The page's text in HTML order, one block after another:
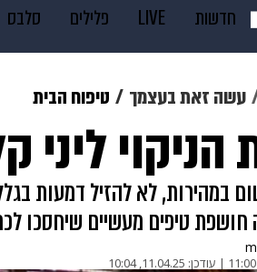
חדשות LIVE פלילים סלבס
מוזיקה תרבות צבא וביטחון
גאווה ויוה משפט
עשה זאת בעצמך טיפוח הבית
הניקוי
חושפת טיפים מעשיים שיחסכו
| עודכן: 11.04.25, 10:04